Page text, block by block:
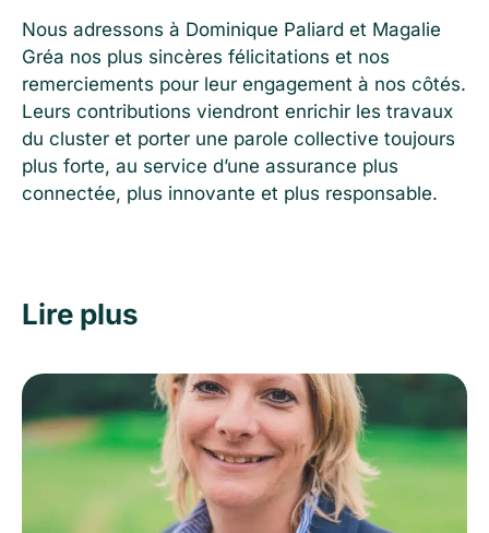
Nous adressons à Dominique Paliard et Magalie
Gréa nos plus sincères félicitations et nos
remerciements pour leur engagement à nos côtés.
Leurs contributions viendront enrichir les travaux
du cluster et porter une parole collective toujours
plus forte, au service d’une assurance plus
connectée, plus innovante et plus responsable.
Lire plus